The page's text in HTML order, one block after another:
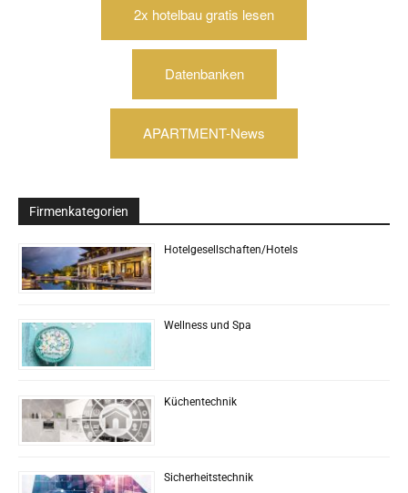
2x hotelbau gratis lesen
Datenbanken
APARTMENT-News
Firmenkategorien
Hotelgesellschaften/Hotels
Wellness und Spa
Küchentechnik
Sicherheitstechnik